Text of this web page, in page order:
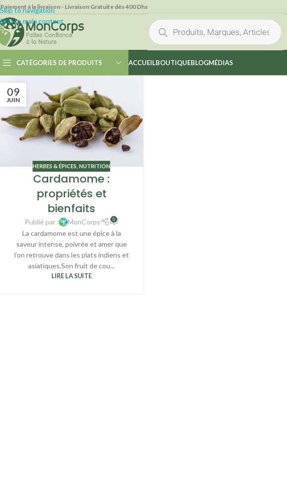
Skip to navigation
Skip to main content
Paiement à la livraison - Livraison Gratuite dès 400 Dhs
CATÉGORIES DE PRODUITS ACCUEILBOUTIQUEBLOGMÉDIAS
09
JUIN
HERBES & ÉPICES ,NUTRITION
Cardamome :
propriétés et
bienfaits
Publié par : MonCorps 0
La cardamome est une épice à la
saveur intense, poivrée et amer que
l’on retrouve dans les plats indiens et
asiatiques.Son fruit de cou...
LIRE LA SUITE